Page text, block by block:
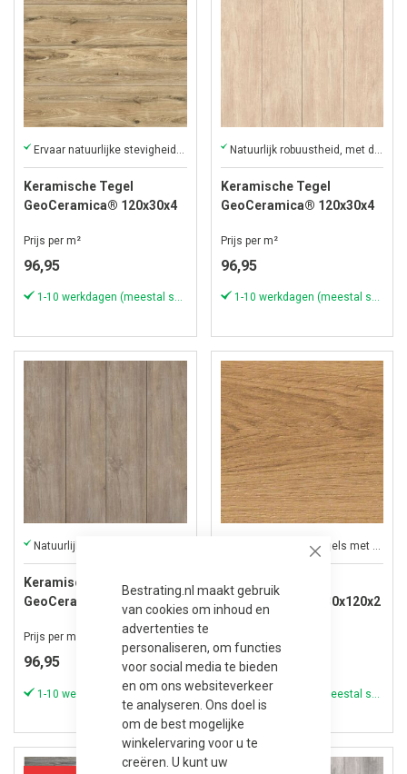
Close
Bestrating.nl maakt gebruik
van cookies om inhoud en
advertenties te
personaliseren, om functies
voor social media te bieden
en om ons websiteverkeer
te analyseren. Ons doel is
om de best mogelijke
winkelervaring voor u te
creëren. U kunt uw
Keramische Tegel
GeoCeramica® 120x30x4
Prijs per m²
96,95
1-10 werkdagen (meestal sneller)
Keramische Tegel
GeoCeramica® 120x30x4
Prijs per m²
96,95
1-10 werkdagen (meestal sneller)
Keramische Tegel
GeoCeramica® 120x30x4
cm Varadero Wood
Prijs per m²
96,95
1-10 werkdagen (meestal sneller)
Keramische tuintegels met een houtlook
Keramische Tegel
Ceramica Lastra 30x120x2
80,95